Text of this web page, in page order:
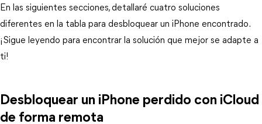
En las siguientes secciones, detallaré cuatro soluciones
diferentes en la tabla para desbloquear un iPhone encontrado.
¡Sigue leyendo para encontrar la solución que mejor se adapte a
ti!
Desbloquear un iPhone perdido con iCloud
de forma remota